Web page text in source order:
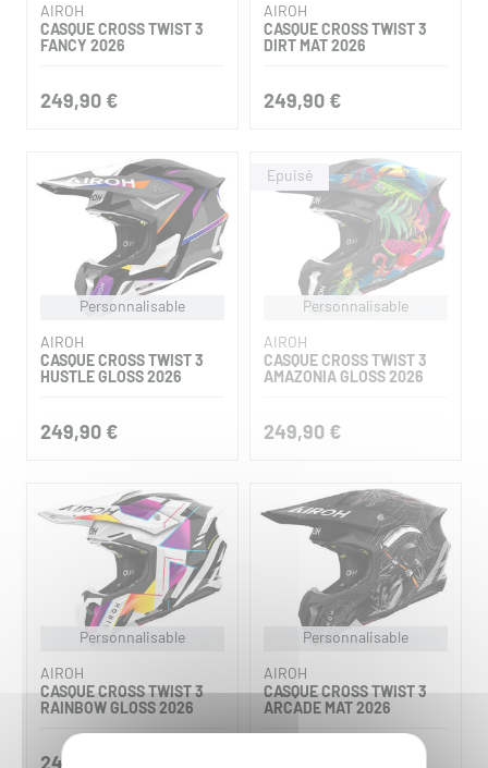
AIROH
CASQUE CROSS TWIST 3
FANCY 2026
249,90 €
AIROH
CASQUE CROSS TWIST 3
DIRT MAT 2026
249,90 €
Personnalisable
AIROH
CASQUE CROSS TWIST 3
HUSTLE GLOSS 2026
249,90 €
Personnalisable
AIROH
CASQUE CROSS TWIST 3
AMAZONIA GLOSS 2026
249,90 €
Personnalisable
AIROH
CASQUE CROSS TWIST 3
RAINBOW GLOSS 2026
249,90 €
Personnalisable
AIROH
CASQUE CROSS TWIST 3
ARCADE MAT 2026